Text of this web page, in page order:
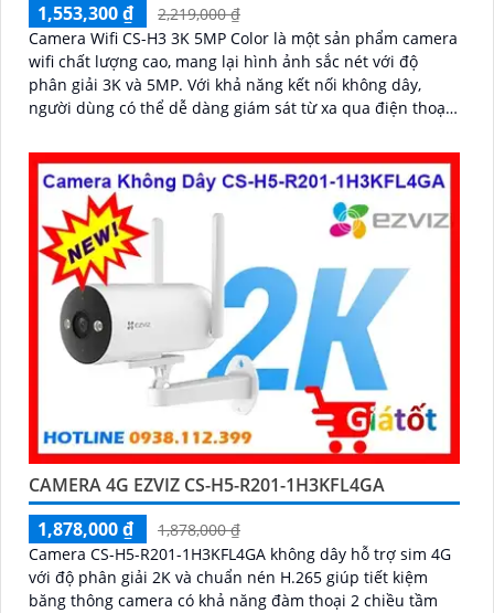
1,553,300 ₫
2,219,000 ₫
Camera Wifi CS-H3 3K 5MP Color là một sản phẩm camera
wifi chất lượng cao, mang lại hình ảnh sắc nét với độ
phân giải 3K và 5MP. Với khả năng kết nối không dây,
người dùng có thể dễ dàng giám sát từ xa qua điện thoại
CAMERA 4G EZVIZ CS-H5-R201-1H3KFL4GA
1,878,000 ₫
1,878,000 ₫
Camera CS-H5-R201-1H3KFL4GA không dây hỗ trợ sim 4G
với độ phân giải 2K và chuẩn nén H.265 giúp tiết kiệm
băng thông camera có khả năng đàm thoại 2 chiều tầm